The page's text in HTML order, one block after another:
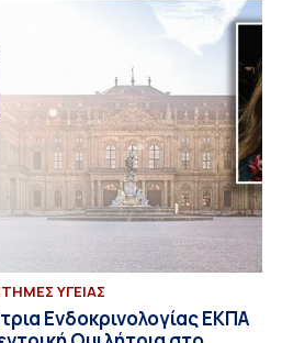
ΥΓΕΙΑΣ
Ενδοκρινολογίας ΕΚΠΑ